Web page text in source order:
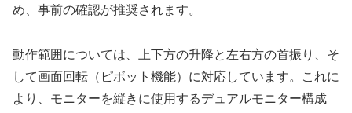
め、事前の確認が推奨されます。
動作範囲については、上下方の升降と左右方の首振り、そ
して画面回転（ピボット機能）に対応しています。これに
より、モニターを縦きに使用するデュアルモニター構成